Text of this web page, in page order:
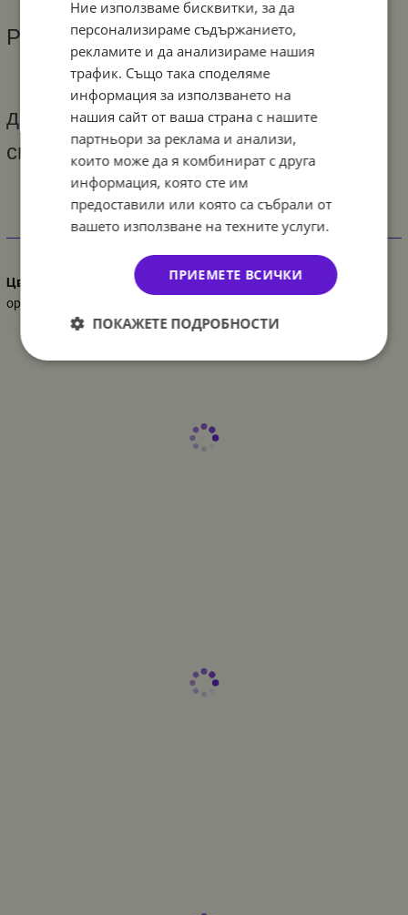
Размери: височина - 34см
диаметър на поставките - 30, 23 и 16
см
Характеристики
Цвят
оранжев
Ние използваме бисквитки, за да
персонализираме съдържанието,
рекламите и да анализираме нашия
трафик. Също така споделяме
информация за използването на
нашия сайт от ваша страна с нашите
партньори за реклама и анализи,
които може да я комбинират с друга
информация, която сте им
предоставили или която са събрали от
вашето използване на техните услуги.
ПРИЕМЕТЕ ВСИЧКИ
ПОКАЖЕТЕ ПОДРОБНОСТИ